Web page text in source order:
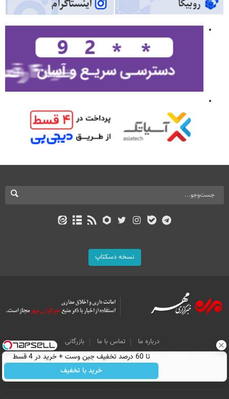
نسخه دسکتاپ
درباره ما تماس با ما
بازرگانی
All Content by Mehr News Agency is licensed under a Creative Commons
Attribution 4.0 International License.
تا 60 درصد تخفیف جین وست + خرید در 4 قسط
خرید با تخفیف